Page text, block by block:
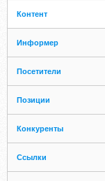
Контент
Информер
Посетители
Позиции
Конкуренты
Ссылки